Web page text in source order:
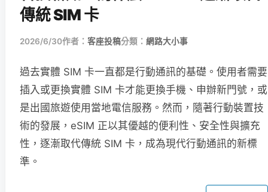
傳統 SIM 卡
2026/6/30作者： 客座投稿分類： 網路大小事
過去實體 SIM 卡一直都是行動通訊的基礎。使用者需要
插入或更換實體 SIM 卡才能更換手機、申辦新門號，或
是出國旅遊使用當地電信服務。然而，隨著行動裝置技
術的發展，eSIM 正以其優越的便利性、安全性與擴充
性，逐漸取代傳統 SIM 卡，成為現代行動通訊的新標
準。